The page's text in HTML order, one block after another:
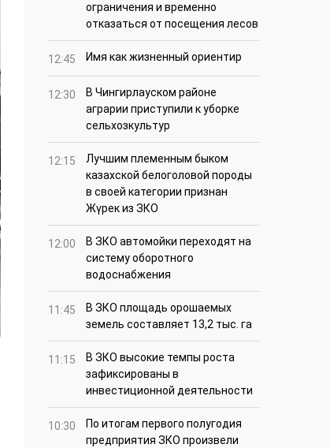
ограничения и временно
отказаться от посещения лесов
12:45 Имя как жизненный ориентир
12:30
В Чингирлауском районе
аграрии приступили к уборке
сельхозкультур
12:15
Лучшим племенным быком
казахской белоголовой породы
в своей категории признан
Жүрек из ЗКО
12:00
В ЗКО автомойки переходят на
систему оборотного
водоснабжения
11:45
В ЗКО площадь орошаемых
земель составляет 13,2 тыс. га
11:15
В ЗКО высокие темпы роста
зафиксированы в
инвестиционной деятельности
10:30
По итогам первого полугодия
предприятия ЗКО произвели